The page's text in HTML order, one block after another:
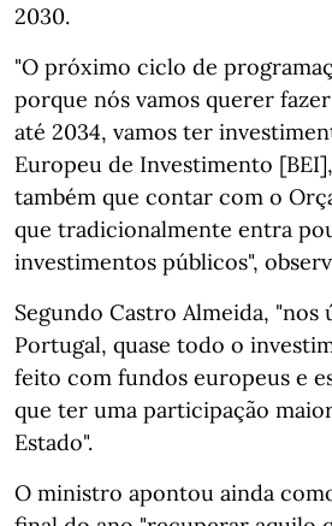
2030.
"O próximo ciclo de
porque nós vamos querer
até 2034, vamos ter
Europeu de Investimento
também que contar com o
que tradicionalmente entra
investimentos públicos",
Segundo Castro Almeida, "nos
Portugal, quase todo o
feito com fundos europeus e
que ter uma participação
Estado".
O ministro apontou ainda